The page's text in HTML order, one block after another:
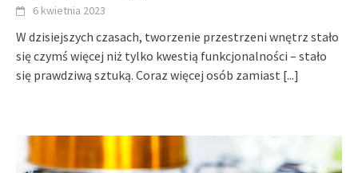
6 kwietnia 2023
W dzisiejszych czasach, tworzenie przestrzeni wnętrz stało
się czymś więcej niż tylko kwestią funkcjonalności – stało
się prawdziwą sztuką. Coraz więcej osób zamiast [...]